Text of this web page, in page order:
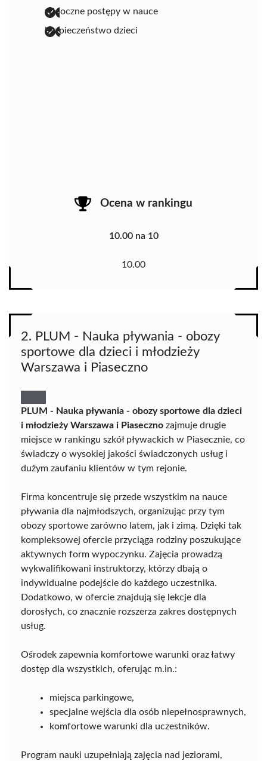
widoczne postępy w nauce
bezpieczeństwo dzieci
Ocena w rankingu
10.00 na 10
10.00
2. PLUM - Nauka pływania - obozy
sportowe dla dzieci i młodzieży
Warszawa i Piaseczno
PLUM - Nauka pływania - obozy sportowe dla dzieci
i młodzieży Warszawa i Piaseczno zajmuje drugie
miejsce w rankingu szkół pływackich w Piasecznie, co
świadczy o wysokiej jakości świadczonych usług i
dużym zaufaniu klientów w tym rejonie.
Firma koncentruje się przede wszystkim na nauce
pływania dla najmłodszych, organizując przy tym
obozy sportowe zarówno latem, jak i zimą. Dzięki tak
kompleksowej ofercie przyciąga rodziny poszukujące
aktywnych form wypoczynku. Zajęcia prowadzą
wykwalifikowani instruktorzy, którzy dbają o
indywidualne podejście do każdego uczestnika.
Dodatkowo, w ofercie znajdują się lekcje dla
dorosłych, co znacznie rozszerza zakres dostępnych
usług.
Ośrodek zapewnia komfortowe warunki oraz łatwy
dostęp dla wszystkich, oferując m.in.:
miejsca parkingowe,
specjalne wejścia dla osób niepełnosprawnych,
komfortowe warunki dla uczestników.
Program nauki uzupełniają zajęcia nad jeziorami,